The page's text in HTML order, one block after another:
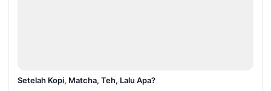
Setelah Kopi, Matcha, Teh, Lalu Apa?